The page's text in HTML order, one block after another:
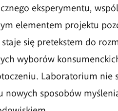
eksperymentu,
elementem projektu
się pretekstem do
wyborów
Laboratorium nie
nowych sposobów